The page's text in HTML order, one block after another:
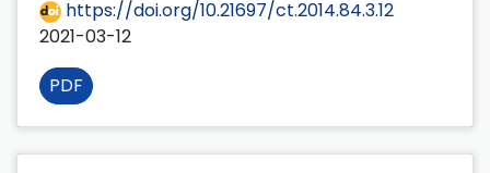
https://doi.org/10.21697/ct.2014.84.3.12
2021-03-12
PDF